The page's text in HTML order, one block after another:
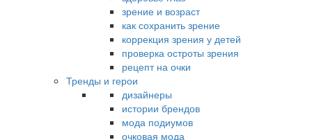
зрение и возраст
как сохранить зрение
коррекция зрения у детей
проверка остроты зрения
рецепт на очки
Тренды и герои
дизайнеры
истории брендов
мода подиумов
очковая мода